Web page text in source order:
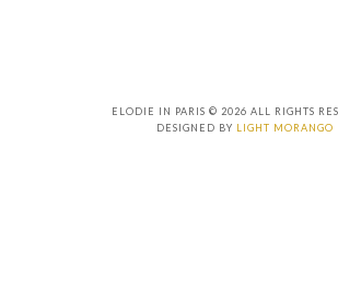
ELODIE IN PARIS © 2026 ALL RIGHTS
DESIGNED BY LIGHT MORANGO